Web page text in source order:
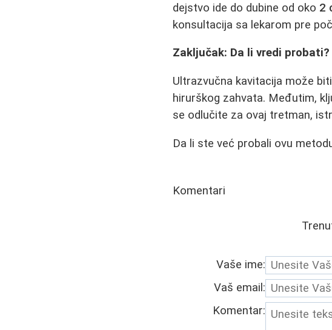
dejstvo ide do dubine od oko 2
konsultacija sa lekarom pre
Zaključak: Da li vredi probati?
Ultrazvučna kavitacija može
hirurškog zahvata. Međutim,
se odlučite za ovaj tretman,
Da li ste već probali ovu
Komentari
Vaše ime:
Vaš email:
Komentar: